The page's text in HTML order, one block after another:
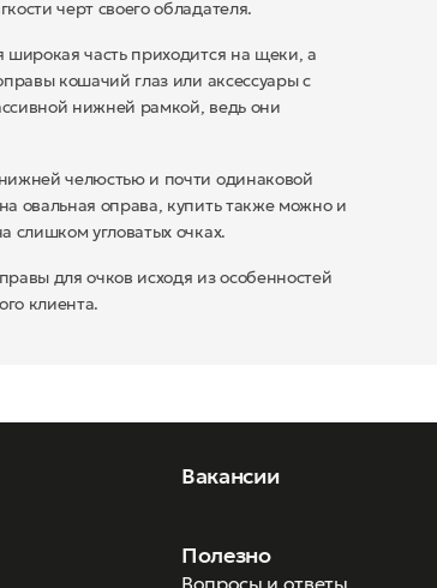
черт своего обладателя.
часть приходится на щеки, а
кошачий глаз или аксессуары с
нижней рамкой, ведь они
челюстью и почти одинаковой
овальная оправа, купить также можно и
слишком угловатых очках.
для очков исходя из особенностей
клиента.
Вакансии
Полезно